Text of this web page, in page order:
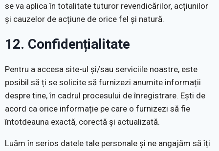
se va aplica în totalitate tuturor revendicărilor, acțiunilor
și cauzelor de acțiune de orice fel și natură.
12. Confidențialitate
Pentru a accesa site-ul și/sau serviciile noastre, este
posibil să ți se solicite să furnizezi anumite informații
despre tine, în cadrul procesului de înregistrare. Ești de
acord ca orice informație pe care o furnizezi să fie
întotdeauna exactă, corectă și actualizată.
Luăm în serios datele tale personale și ne angajăm să îți